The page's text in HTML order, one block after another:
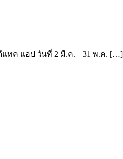
แทค แอป วันที่ 2 มี.ค. – 31 พ.ค. […]